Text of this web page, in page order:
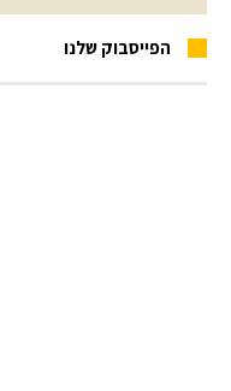
הפייסבוק שלנו